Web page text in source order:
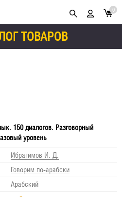
ТОВАРОВ
0
150 диалогов. Разговорный
уровень
Ибрагимов И. Д.
Говорим по-арабски
Арабский